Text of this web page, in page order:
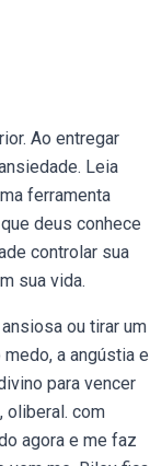
Ao entregar
Leia
ferramenta
deus conhece
controlar sua
sua vida.
ou tirar um
a angústia e
para vencer
oliberal. com
agora e me faz